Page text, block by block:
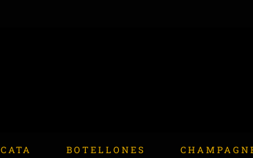
CATA BOTELLONES